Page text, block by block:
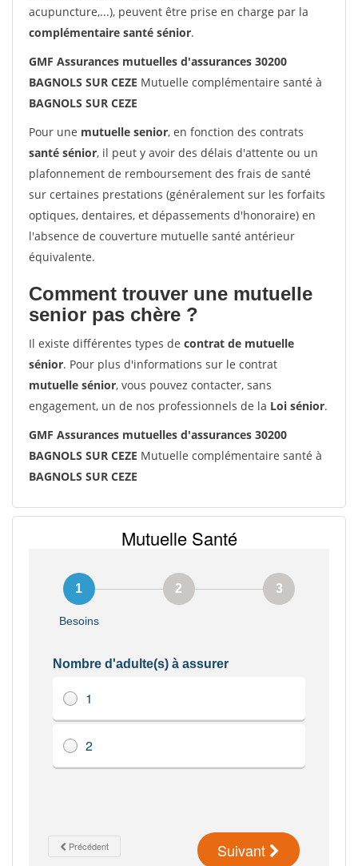
acupuncture,...), peuvent être prise en charge par la
complémentaire santé sénior.
GMF Assurances mutuelles d'assurances 30200
BAGNOLS SUR CEZE Mutuelle complémentaire santé à
BAGNOLS SUR CEZE
Pour une mutuelle senior, en fonction des contrats
santé sénior, il peut y avoir des délais d'attente ou un
plafonnement de remboursement des frais de santé
sur certaines prestations (généralement sur les forfaits
optiques, dentaires, et dépassements d'honoraire) en
l'absence de couverture mutuelle santé antérieur
équivalente.
Comment trouver une mutuelle
senior pas chère ?
Il existe différentes types de contrat de mutuelle
sénior. Pour plus d'informations sur le contrat
mutuelle sénior, vous pouvez contacter, sans
engagement, un de nos professionnels de la Loi sénior.
GMF Assurances mutuelles d'assurances 30200
BAGNOLS SUR CEZE Mutuelle complémentaire santé à
BAGNOLS SUR CEZE